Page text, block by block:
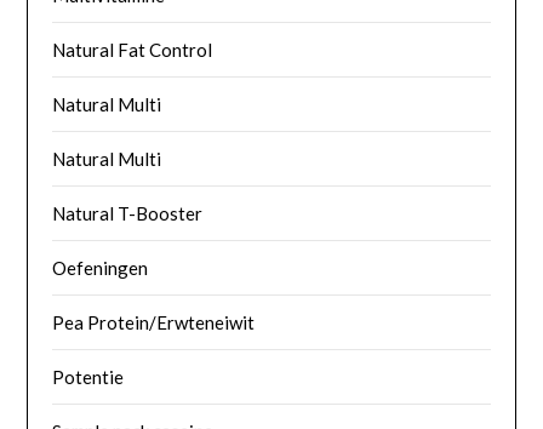
Natural Fat Control
Natural Multi
Natural Multi
Natural T-Booster
Oefeningen
Pea Protein/Erwteneiwit
Potentie